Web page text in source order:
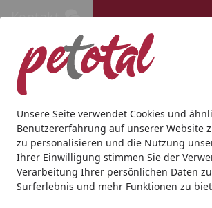
Unsere Seite verwendet Cookies und
Benutzererfahrung auf unserer Website
zu personalisieren und die Nutzung
Ihrer Einwilligung stimmen Sie der
Verarbeitung Ihrer persönlichen Daten
Surferlebnis und mehr Funktionen zu
Kontakt
Hund Katze Aquaristik Teich
Startseite
Katze Katzennassfutter Tundra